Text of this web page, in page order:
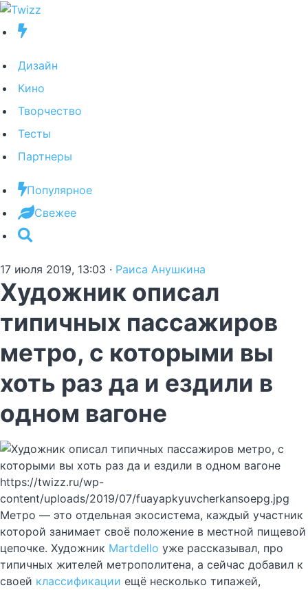
Дизайн
Кино
Творчество
Тесты
Партнеры
Популярное
Свежее
17 июля 2019, 13:03 · Раиса Анушкина
Художник описал
типичных пассажиров
метро, с которыми вы
хоть раз да и ездили в
одном вагоне
https://twizz.ru/wp-
content/uploads/2019/07/fuayapkyuvcherkansoepg.jpg
Метро — это отдельная экосистема, каждый участник
которой занимает своё положение в местной пищевой
цепочке. Художник Martdello уже рассказывал, про
типичных жителей метрополитена, а сейчас добавил к
своей классификации ещё несколько типажей,